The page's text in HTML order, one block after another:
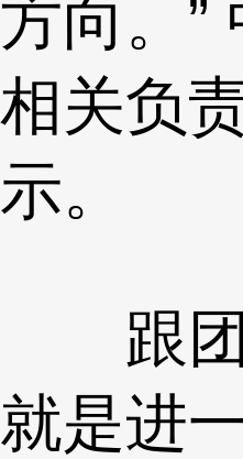
方向。”
相关负
示。
跟团
就是进